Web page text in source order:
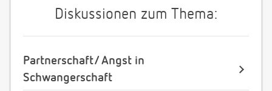
Diskussionen zum Thema:
Partnerschaft/ Angst in
Schwangerschaft